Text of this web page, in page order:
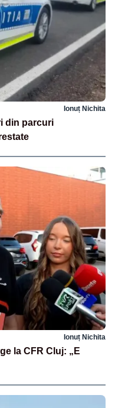
Ionuț Nichita
din parcuri
Ionuț Nichita
la CFR Cluj: „E